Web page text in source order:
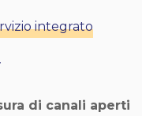
di canali aperti
integrato